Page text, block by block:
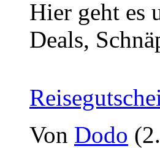
Hier geht es
Deals,
Von Dodo